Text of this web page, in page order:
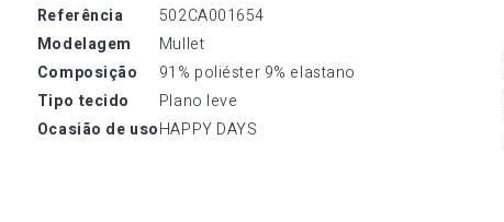
referência
502CA001654
modelagem
Mullet
composição
91% poliéster 9% elastano
tipo tecido
Plano leve
ocasião de usoHAPPY DAYS